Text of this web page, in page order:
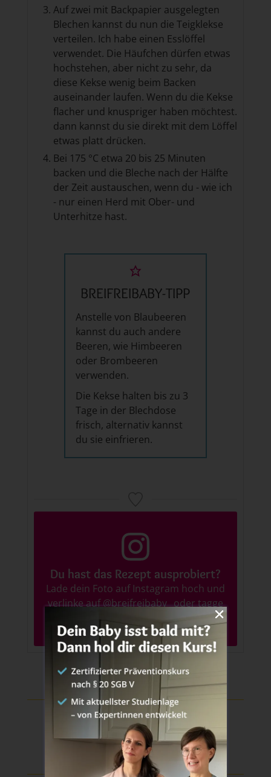
Auf zwei mit Backpapier ausgelegten
Blechen kannst du nun die Teigklekse
verteilen. Ich habe einen Esslöffel
verwendet. Die Häufchen dürfen etwas
hochstehen, aber nicht zu sehr, da
diese Kekse wenig beim Backen
auseinander laufen. Wenn du die Kekse
flacher und knuspriger haben möchtest.
dann kannst du sie direkt mit dem Löffel
etwas platt drücken.
Bei 175 °C etwa 20 bis 25 Minuten
backen und die Bleche nach der Hälfte
der Zeit austauschen, wenn du - wie ich
- nur einen Herd mit Ober- und
Unterhitze hast.
BREIFREIBABY-TIPP
Anstelle von Blaubeeren
kannst du auch andere
Beeren, wie Himbeeren
oder Brombeeren
verwenden.
Die Kekse halten bis zu 3
Tage in der Blechdose
frisch, alternativ kannst
du sie einfrieren.
Du hast das Rezept ausprobiert?
Lade dein Foto auf Instagram hoch und
verlinke auf@breifreibaby_oder tagge
Teile diesen Beitrag